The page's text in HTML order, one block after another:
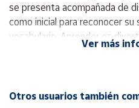
Hazte
vendedor
se presenta acompañada de
como inicial para reconocer su
vocabulario. Aprender es
juegos especialmente creada
Ver más
Otros usuarios también